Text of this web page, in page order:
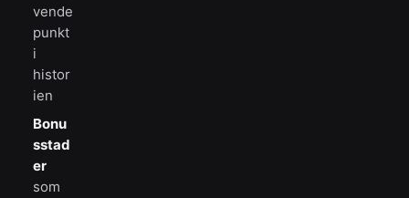
vende
punkt
i
histor
ien
Bonu
sstad
er
som